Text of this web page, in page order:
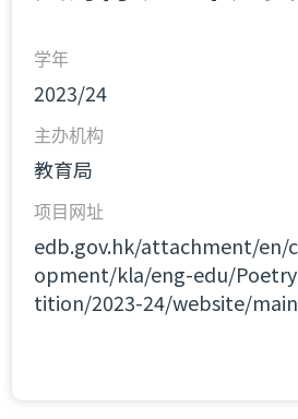
学年
2023/24
主办机构
教育局
项目网址
edb.gov.hk/attachment/en/
opment/kla/eng-edu/
tition/2023-24/website/